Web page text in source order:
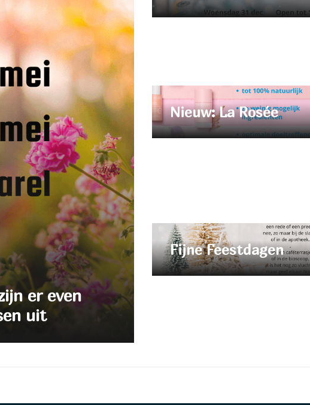
er even
uit
Nieuw: La Rosée
Fijne Feestdagen